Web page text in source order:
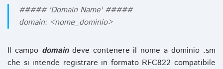
##### 'Domain Name' #####
domain: <nome_dominio>
Il campo domaindeve contenere il nome a dominio .sm
che si intende registrare in formato RFC822 compatibile